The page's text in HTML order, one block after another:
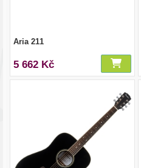
Aria 211
5 662 Kč